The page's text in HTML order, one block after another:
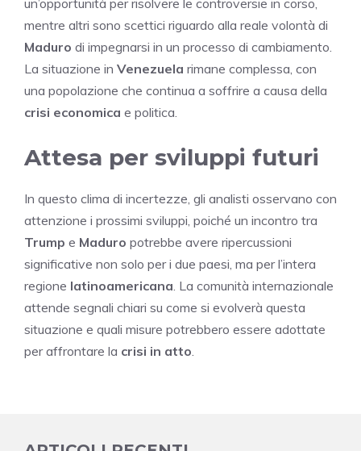
mentre altri sono scettici riguardo alla reale volontà di
Maduro di impegnarsi in un processo di cambiamento.
La situazione in Venezuela rimane complessa, con
una popolazione che continua a soffrire a causa della
crisi economica e politica.
Attesa per sviluppi futuri
In questo clima di incertezze, gli analisti osservano con
attenzione i prossimi sviluppi, poiché un incontro tra
Trump e Maduro potrebbe avere ripercussioni
significative non solo per i due paesi, ma per l’intera
regione latinoamericana . La comunità internazionale
attende segnali chiari su come si evolverà questa
situazione e quali misure potrebbero essere adottate
per affrontare la crisi in atto